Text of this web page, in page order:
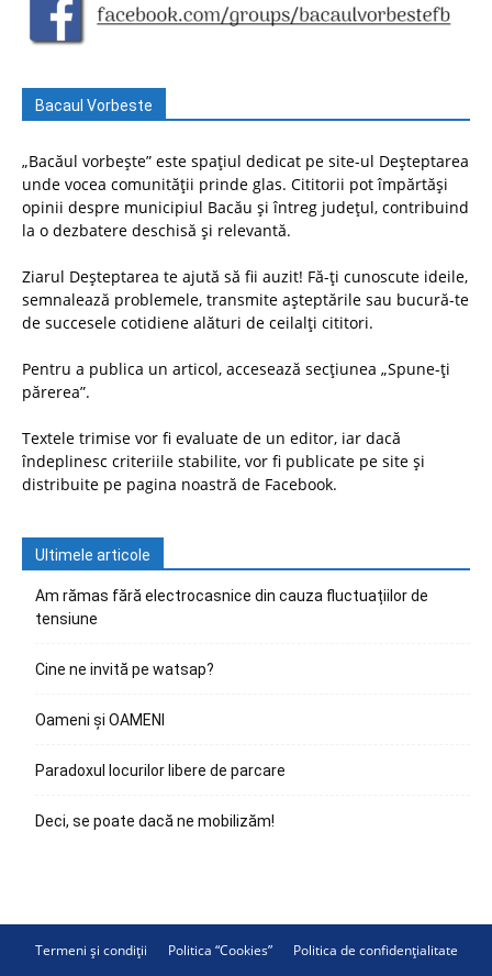
Bacaul Vorbeste
„Bacăul vorbește” este spațiul dedicat pe site-ul Deșteptarea
unde vocea comunității prinde glas. Cititorii pot împărtăși
opinii despre municipiul Bacău și întreg județul, contribuind
la o dezbatere deschisă și relevantă.
Ziarul Deșteptarea te ajută să fii auzit! Fă-ți cunoscute ideile,
semnalează problemele, transmite așteptările sau bucură-te
de succesele cotidiene alături de ceilalți cititori.
Pentru a publica un articol, accesează secțiunea „Spune-ți
părerea”.
Textele trimise vor fi evaluate de un editor, iar dacă
îndeplinesc criteriile stabilite, vor fi publicate pe site și
distribuite pe pagina noastră de Facebook.
Ultimele articole
Am rămas fără electrocasnice din cauza fluctuațiilor de
tensiune
Cine ne invită pe watsap?
Oameni și OAMENI
Paradoxul locurilor libere de parcare
Deci, se poate dacă ne mobilizăm!
Termeni și condiții Politica “Cookies” Politica de confidențialitate